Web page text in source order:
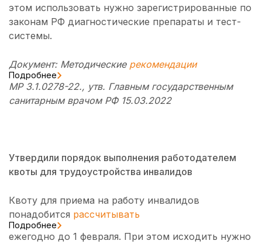
этом использовать нужно зарегистрированные по
законам РФ диагностические препараты и тест-
системы.
Документ: Методические рекомендации
Подробнее
МР 3.1.0278-22., утв. Главным государственным
санитарным врачом РФ 15.03.2022
Утвердили порядок выполнения работодателем
квоты для трудоустройства инвалидов
Квоту для приема на работу инвалидов
понадобится рассчитывать
Подробнее
ежегодно до 1 февраля. При этом исходить нужно